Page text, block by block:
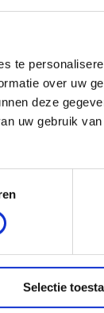
te
over uw
deze
uw gebruik
Selectie